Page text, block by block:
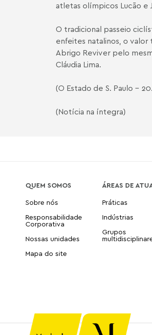
atletas olímpicos Lucão e
O tradicional passeio
enfeites natalinos, o
Abrigo Reviver pelo
Cláudia Lima.
(O Estado de S. Paulo -
(Notícia na íntegra)
QUEM SOMOS
Sobre nós
Responsabilidade
Corporativa
Nossas unidades
Mapa do site
ÁREAS DE
Práticas
Indústrias
Grupos